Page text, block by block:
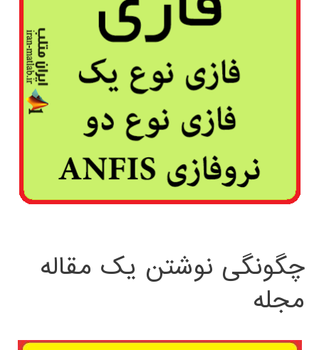
چگونگی نوشتن یک مقاله
مجله